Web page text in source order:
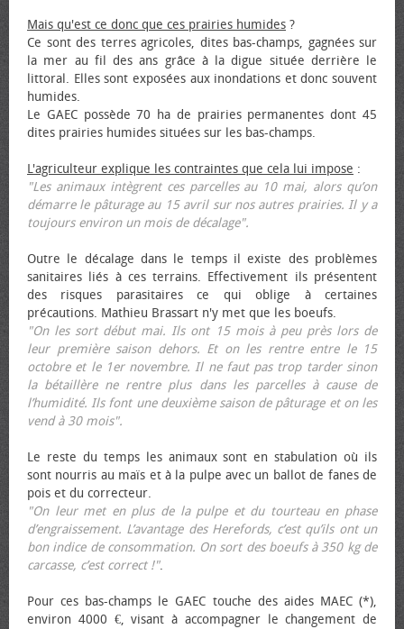
Mais qu'est ce donc que ces prairies humides ?
Ce sont des terres agricoles, dites bas-champs, gagnées sur
la mer au fil des ans grâce à la digue située derrière le
littoral. Elles sont exposées aux inondations et donc souvent
humides.
Le GAEC possède 70 ha de prairies permanentes dont 45
dites prairies humides situées sur les bas-champs.
L'agriculteur explique les contraintes que cela lui impose :
"Les animaux intègrent ces parcelles au 10 mai, alors qu’on
démarre le pâturage au 15 avril sur nos autres prairies. Il y a
toujours environ un mois de décalage".
Outre le décalage dans le temps il existe des problèmes
sanitaires liés à ces terrains. Effectivement ils présentent
des risques parasitaires ce qui oblige à certaines
précautions. Mathieu Brassart n'y met que les bœufs.
"On les sort début mai. Ils ont 15 mois à peu près lors de
leur première saison dehors. Et on les rentre entre le 15
octobre et le 1er novembre. Il ne faut pas trop tarder sinon
la bétaillère ne rentre plus dans les parcelles à cause de
l’humidité. Ils font une deuxième saison de pâturage et on les
vend à 30 mois".
Le reste du temps les animaux sont en stabulation où ils
sont nourris au maïs et à la pulpe avec un ballot de fanes de
pois et du correcteur.
"On leur met en plus de la pulpe et du tourteau en phase
d’engraissement. L’avantage des Herefords, c’est qu’ils ont un
bon indice de consommation. On sort des bœufs à 350 kg de
carcasse, c’est correct !".
Pour ces bas-champs le GAEC touche des aides MAEC (*),
environ 4000 €, visant à accompagner le changement de